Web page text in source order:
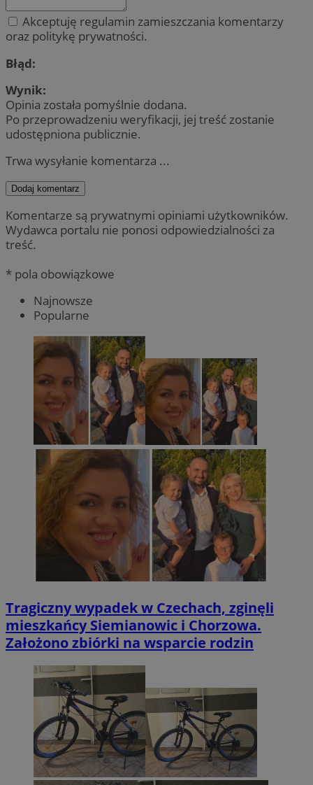
Akceptuję regulamin zamieszczania komentarzy
oraz politykę prywatności.
Błąd:
Wynik:
Opinia została pomyślnie dodana.
Po przeprowadzeniu weryfikacji, jej treść zostanie
udostępniona publicznie.
Trwa wysyłanie komentarza ...
Dodaj komentarz
Komentarze są prywatnymi opiniami użytkowników.
Wydawca portalu nie ponosi odpowiedzialności za
treść.
* pola obowiązkowe
Najnowsze
Popularne
Tragiczny wypadek w Czechach, zginęli
mieszkańcy Siemianowic i Chorzowa.
Założono zbiórki na wsparcie rodzin